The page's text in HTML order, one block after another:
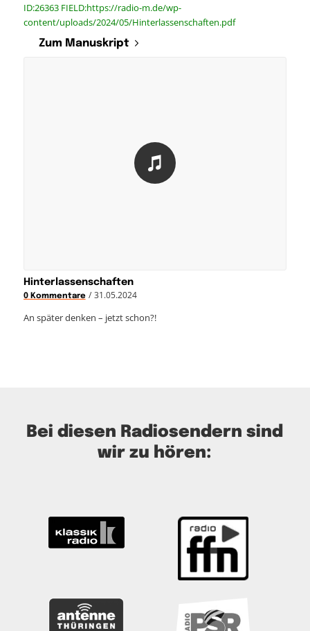
ID:26363 FIELD:https://radio-m.de/wp-
content/uploads/2024/05/Hinterlassenschaften.pdf
Zum Manuskript
Hinterlassenschaften
0 Kommentare / 31.05.2024
An später denken – jetzt schon?!
Bei diesen Radiosendern sind
wir zu hören: